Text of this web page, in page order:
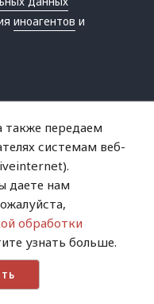
иноагентов и
передаем
системам веб-
даете нам
обработки
узнать больше.